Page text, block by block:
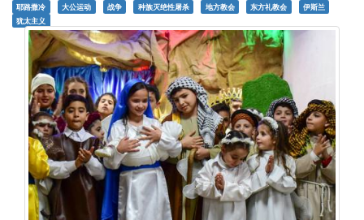
耶路撒冷 大公运动 战争 种族灭绝性屠杀 地方教会 东方礼教会
伊斯兰
犹太主义